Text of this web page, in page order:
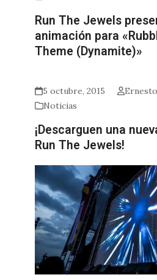
Run The Jewels
animación para
Theme (Dynamite)»
5 octubre, 2015
Noticias
¡Descarguen una
Run The Jewels!